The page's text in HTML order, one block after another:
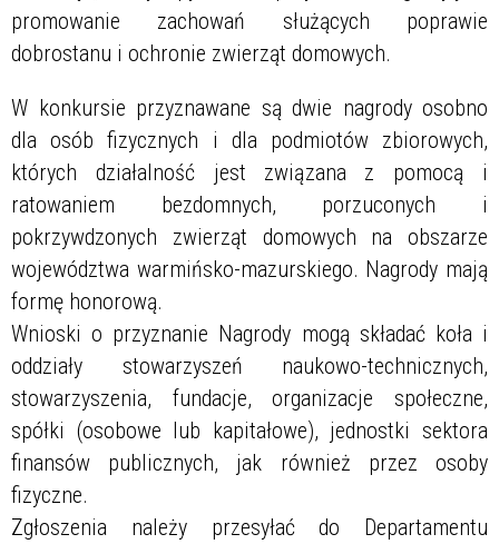
promowanie zachowań służących poprawie
dobrostanu i ochronie zwierząt domowych.
W konkursie przyznawane są dwie nagrody osobno
dla osób fizycznych i dla podmiotów zbiorowych,
których działalność jest związana z pomocą i
ratowaniem bezdomnych, porzuconych i
pokrzywdzonych zwierząt domowych na obszarze
województwa warmińsko-mazurskiego. Nagrody mają
formę honorową.
Wnioski o przyznanie Nagrody mogą składać koła i
oddziały stowarzyszeń naukowo-technicznych,
stowarzyszenia, fundacje, organizacje społeczne,
spółki (osobowe lub kapitałowe), jednostki sektora
finansów publicznych, jak również przez osoby
fizyczne.
Zgłoszenia należy przesyłać do Departamentu